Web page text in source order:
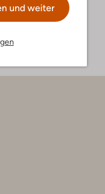
und weiter